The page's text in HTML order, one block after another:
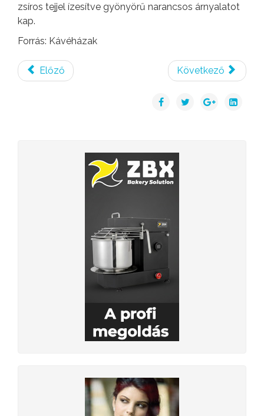
zsíros tejjel ízesítve gyönyörű narancsos árnyalatot
kap.
Forrás: Kávéházak
Előző Következő